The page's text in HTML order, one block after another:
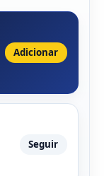
Adicionar
Seguir